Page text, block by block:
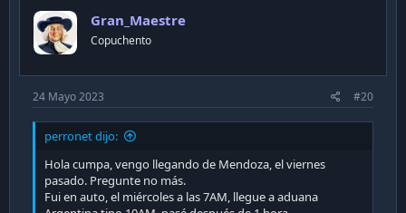
o
n
s
Gran_Maestre
Copuchento
24 Mayo 2023 #20
perronet dijo:
Hola cumpa, vengo llegando de Mendoza, el viernes
pasado. Pregunte no más.
Fui en auto, el miércoles a las 7AM, llegue a aduana